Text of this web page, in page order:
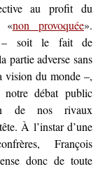
au profit du
«non provoquée».
– soit le fait de
partie adverse sans
vision du monde –,
notre débat public
de nos rivaux
À l’instar d’une
François
donc de toute